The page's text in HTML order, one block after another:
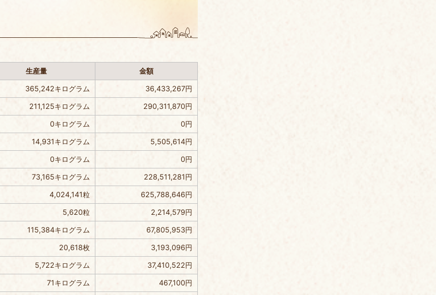
生産量 金額
365,242キログラム 36,433,267円
211,125キログラム 290,311,870円
0キログラム 0円
14,931キログラム 5,505,614円
0キログラム 0円
73,165キログラム 228,511,281円
4,024,141粒 625,788,646円
5,620粒 2,214,579円
115,384キログラム 67,805,953円
20,618枚 3,193,096円
5,722キログラム 37,410,522円
71キログラム 467,100円